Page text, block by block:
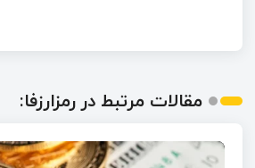
مقالات مرتبط در رمزارزفا: